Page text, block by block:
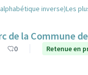
inverse)Les
de la Commune
0 Retenue en